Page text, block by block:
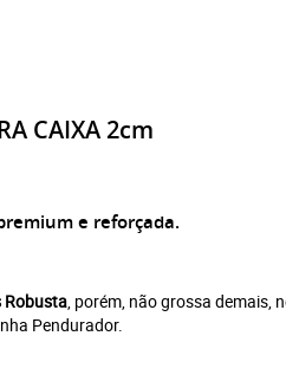
CAIXA 2cm
e reforçada.
Robusta, porém, não grossa demais,
Pendurador.